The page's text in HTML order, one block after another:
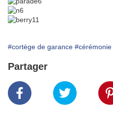
#cortège de garance #cérémonie
Partager